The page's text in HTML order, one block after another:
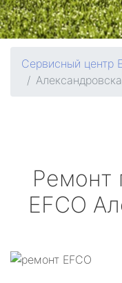
Сервисный центр
Ремонт
EFCO